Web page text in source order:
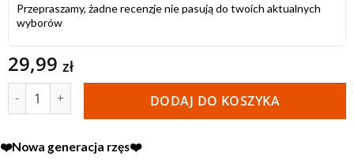
Przepraszamy, żadne recenzje nie pasują do twoich aktualnych
wyborów
29,99 zł
ilość Rzęsy Nagaraku Premium Mink C 0,07 13 mm
DODAJ DO KOSZYKA
❤️Nowa generacja rzęs❤️